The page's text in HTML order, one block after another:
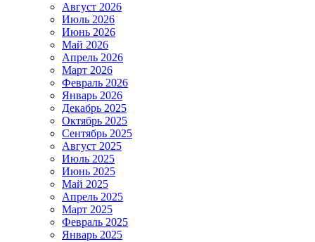
Август 2026
Июль 2026
Июнь 2026
Май 2026
Апрель 2026
Март 2026
Февраль 2026
Январь 2026
Декабрь 2025
Октябрь 2025
Сентябрь 2025
Август 2025
Июль 2025
Июнь 2025
Май 2025
Апрель 2025
Март 2025
Февраль 2025
Январь 2025